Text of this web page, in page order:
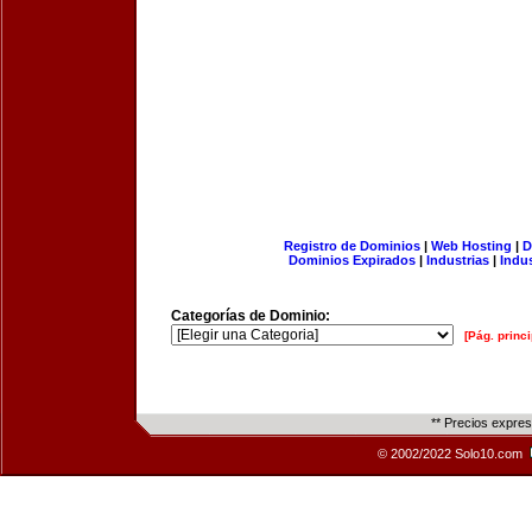
Registro de Dominios| Web Hosting |
Dominios Expirados | Industrias |
Categorías de Dominio:
[Pág.
** Precios
© 2002/2022 Solo10.com